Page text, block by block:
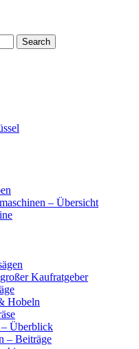
Search
– Übersicht
Kaufratgeber
Hobeln
– Überblick
– Beiträge